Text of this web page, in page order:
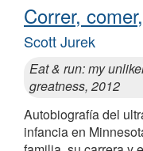
Correr,
Scott Jurek
Eat & run: my
greatness, 2012
Autobiografía del
infancia en